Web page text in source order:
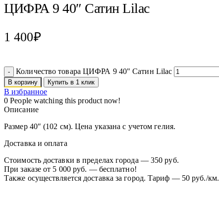
ЦИФРА 9 40″ Сатин Lilac
1 400₽
Количество товара ЦИФРА 9 40" Сатин Lilac
В корзину Купить в 1 клик
В избранное
0 People watching this product now!
Описание
Размер 40″ (102 см). Цена указана с учетом гелия.
Доставка и оплата
Стоимость доставки в пределах города — 350 руб.
При заказе от 5 000 руб. — бесплатно!
Также осуществляется доставка за город. Тариф — 50 руб./км.